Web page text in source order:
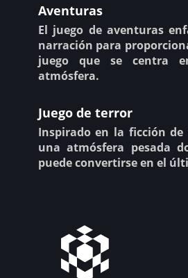
Aventuras
El juego de aventuras
narración para
juego que se centra
atmósfera.
Juego de terror
Inspirado en la ficción
una atmósfera pesada
puede convertirse en el